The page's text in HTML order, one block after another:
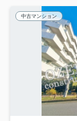
中古マンション